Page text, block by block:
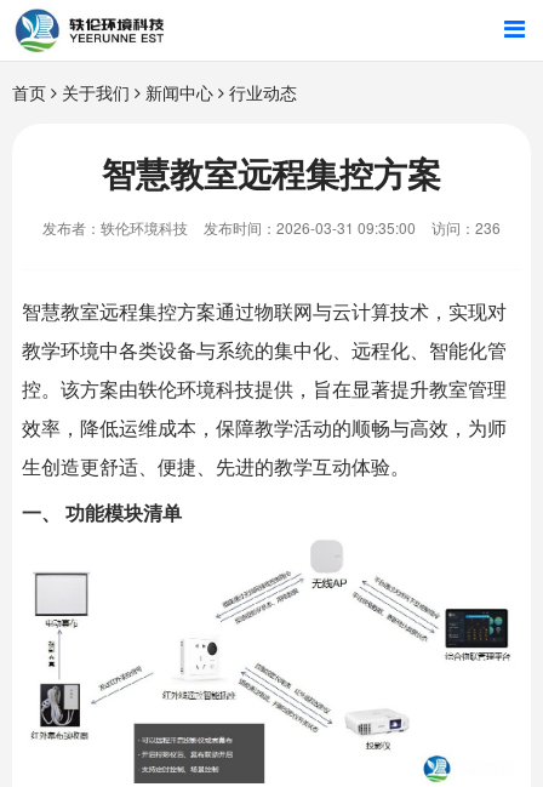
首页
行业解决方案
智能硬件
关于我们
首页 关于我们 新闻中心 行业动态
智慧教室远程集控方案
发布者：轶伦环境科技 发布时间：2026-03-31 09:35:00 访问：236
智慧教室远程集控方案通过物联网与云计算技术，实现对
教学环境中各类设备与系统的集中化、远程化、智能化管
控。该方案由轶伦环境科技提供，旨在显著提升教室管理
效率，降低运维成本，保障教学活动的顺畅与高效，为师
生创造更舒适、便捷、先进的教学互动体验。
一、 功能模块清单